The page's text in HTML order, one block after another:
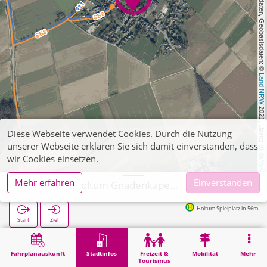
, Kartendaten, Geobasisdaten: ©
Land NRW
2021, Lizenz
dl-de/by-2-0
Fahrplanauskunft Stadtinfos
Freizeit &
Tourismus
Mobilität Mehr
Start Ziel
Holtum Spielplatz in 56m
Stadtinfos Wegberg, Holtum Gnadenkapelle
Diese Webseite verwendet Cookies. Durch die Nutzung
unserer Webseite erklären Sie sich damit einverstanden, dass
wir Cookies einsetzen.
Mehr erfahren
Einverstanden